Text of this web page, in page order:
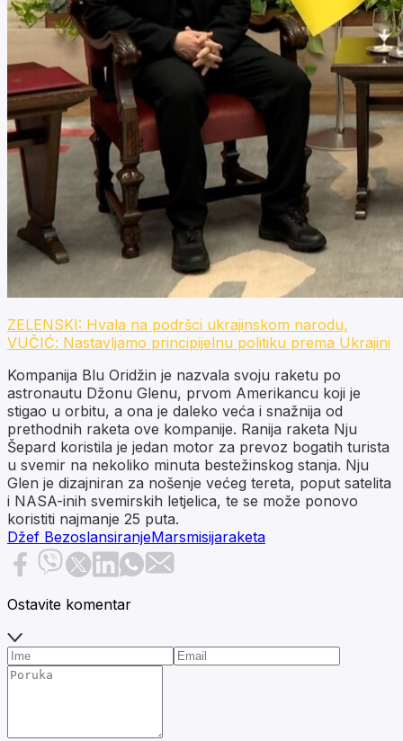
ZELENSKI: Hvala na podršci ukrajinskom narodu,
VUČIĆ: Nastavljamo principijelnu politiku prema Ukrajini
Kompanija Blu Oridžin je nazvala svoju raketu po
astronautu Džonu Glenu, prvom Amerikancu koji je
stigao u orbitu, a ona je daleko veća i snažnija od
prethodnih raketa ove kompanije. Ranija raketa Nju
Šepard koristila je jedan motor za prevoz bogatih turista
u svemir na nekoliko minuta bestežinskog stanja. Nju
Glen je dizajniran za nošenje većeg tereta, poput satelita
i NASA-inih svemirskih letjelica, te se može ponovo
koristiti najmanje 25 puta.
Džef BezoslansiranjeMarsmisijaraketa
Ostavite komentar